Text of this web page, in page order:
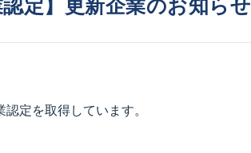
認定】更新企業のお知らせ
定を取得しています。